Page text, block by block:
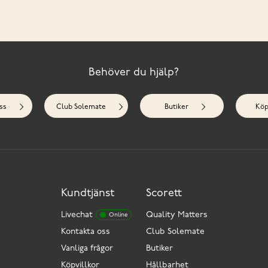
Behöver du hjälp?
Club Solemate Butiker
Kundtjänst
Livechat Online
Kontakta oss
Vanliga frågor
Köpvillkor
Scorett
Quality Matters
Club Solemate
Butiker
Hållbarhet